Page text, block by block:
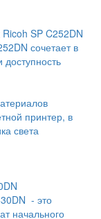
SP C252DN
сочетает в
принтер, в
света
- это
начального